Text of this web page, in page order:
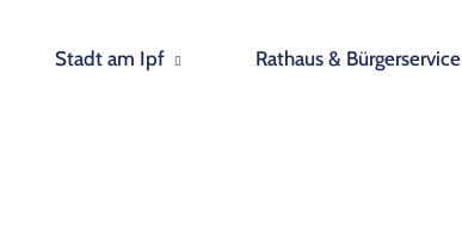
Stadt am Ipf Rathaus & Bürgerservice